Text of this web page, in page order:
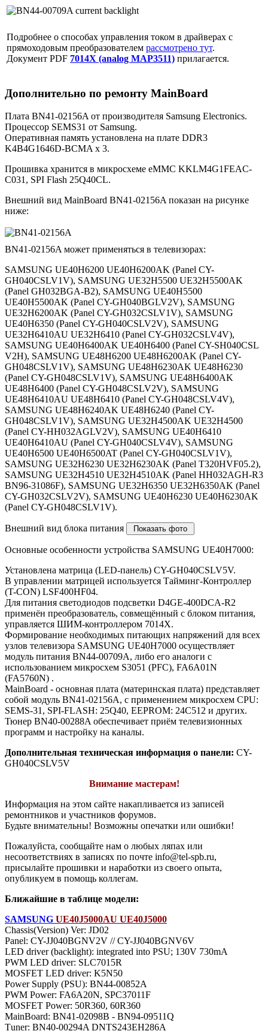
Подробнее о способах управления током в драйверах с
прямоходовым преобразователем рассмотрено тут.
Документ PDF 7014X (analog MAP3511) прилагается.
Дополнительно по ремонту MainBoard
Плата BN41-02156A от производителя Samsung Electronics.
Процессор SEMS31 от Samsung.
Оперативная память установлена на плате DDR3
K4B4G1646D-BCMA x 3.
Прошивка хранится в микросхеме eMMC KKLM4G1FEAC-
C031, SPI Flash 25Q40CL.
Внешний вид MainBoard BN41-02156A показан на рисунке
ниже:
BN41-02156A может применяться в телевизорах:
SAMSUNG UE40H6200 UE40H6200AK (Panel CY-
GH040CSLV1V), SAMSUNG UE32H5500 UE32H5500AK
(Panel GH032BGA-B2), SAMSUNG UE40H5500
UE40H5500AK (Panel CY-GH040BGLV2V), SAMSUNG
UE32H6200AK (Panel CY-GH032CSLV1V), SAMSUNG
UE40H6350 (Panel CY-GH040CSLV2V), SAMSUNG
UE32H6410AU UE32H6410 (Panel CY-GH032CSLV4V),
SAMSUNG UE40H6400AK UE40H6400 (Panel CY-SH040CSL
V2H), SAMSUNG UE48H6200 UE48H6200AK (Panel CY-
GH048CSLV1V), SAMSUNG UE48H6230AK UE48H6230
(Panel CY-GH048CSLV1V), SAMSUNG UE48H6400AK
UE48H6400 (Panel CY-GH048CSLV2V), SAMSUNG
UE48H6410AU UE48H6410 (Panel CY-GH048CSLV4V),
SAMSUNG UE48H6240AK UE48H6240 (Panel CY-
GH048CSLV1V), SAMSUNG UE32H4500AK UE32H4500
(Panel CY-HH032AGLV2V), SAMSUNG UE40H6410
UE40H6410AU (Panel CY-GH040CSLV4V), SAMSUNG
UE40H6500 UE40H6500AT (Panel CY-GH040CSLV1V),
SAMSUNG UE32H6230 UE32H6230AK (Panel T320HVF05.2),
SAMSUNG UE32H4510 UE32H4510AK (Panel HH032AGH-R3
BN96-31086F), SAMSUNG UE32H6350 UE32H6350AK (Panel
CY-GH032CSLV2V), SAMSUNG UE40H6230 UE40H6230AK
(Panel CY-GH048CSLV1V).
Внешний вид блока питания
Основные особенности устройства SAMSUNG UE40H7000:
Установлена матрица (LED-панель) CY-GH040CSLV5V.
В управлении матрицей используется Тайминг-Контроллер
(T-CON) LSF400HF04.
Для питания светодиодов подсветки D4GE-400DCA-R2
применён преобразователь, совмещённый с блоком питания,
управляется ШИМ-контроллером 7014X.
Формирование необходимых питающих напряжений для всех
узлов телевизора SAMSUNG UE40H7000 осуществляет
модуль питания BN44-00709A, либо его аналоги c
использованием микросхем S3051 (PFC), FA6A01N
(FA5760N) .
MainBoard - основная плата (материнская плата) представляет
собой модуль BN41-02156A, с применением микросхем CPU:
SEMS-31, SPI-FLASH: 25Q40, EEPROM: 24C512 и других.
Тюнер BN40-00288A обеспечивает приём телевизионных
программ и настройку на каналы.
Дополнительная техническая информация о панели: CY-
GH040CSLV5V
Внимание мастерам!
Информация на этом сайте накапливается из записей
ремонтников и участников форумов.
Будьте внимательны! Возможны опечатки или ошибки!
Пожалуйста, сообщайте нам о любых ляпах или
несоответствиях в записях по почте info@tel-spb.ru,
присылайте прошивки и наработки из своего опыта,
опубликуем в помощь коллегам.
Ближайшие в таблице модели:
SAMSUNG UE40J5000AU UE40J5000
Chassis(Version) Ver: JD02
Panel: CY-JJ040BGNV2V // CY-JJ040BGNV6V
LED driver (backlight): integrated into PSU; 130V 730mA
PWM LED driver: SLC7015R
MOSFET LED driver: K5N50
Power Supply (PSU): BN44-00852A
PWM Power: FA6A20N, SPC37011F
MOSFET Power: 50R360, 60R360
MainBoard: BN41-02098B - BN94-09511Q
Тuner: BN40-00294A DNTS243EH286A